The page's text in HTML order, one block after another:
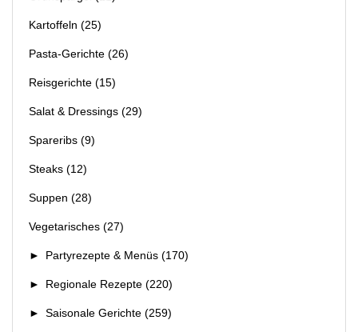
Kartoffeln (25)
Pasta-Gerichte (26)
Reisgerichte (15)
Salat & Dressings (29)
Spareribs (9)
Steaks (12)
Suppen (28)
Vegetarisches (27)
► Partyrezepte & Menüs (170)
► Regionale Rezepte (220)
► Saisonale Gerichte (259)